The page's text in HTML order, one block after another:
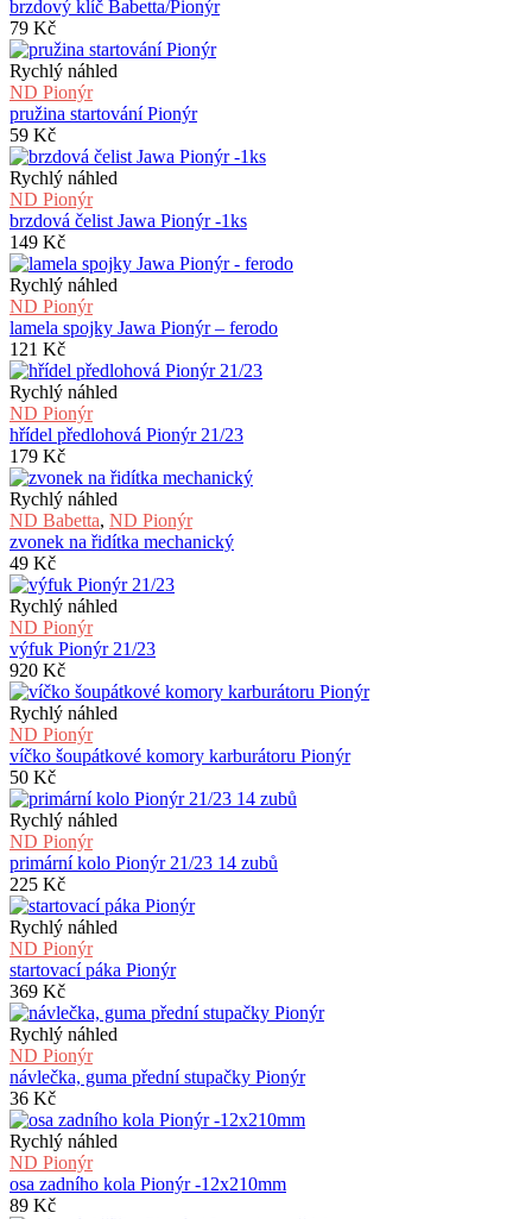
brzdový klíč Babetta/Pionýr
79 Kč
Rychlý náhled
ND Pionýr
pružina startování Pionýr
59 Kč
Rychlý náhled
ND Pionýr
brzdová čelist Jawa Pionýr -1ks
149 Kč
Rychlý náhled
ND Pionýr
lamela spojky Jawa Pionýr – ferodo
121 Kč
Rychlý náhled
ND Pionýr
hřídel předlohová Pionýr 21/23
179 Kč
Rychlý náhled
ND Babetta, ND Pionýr
zvonek na řidítka mechanický
49 Kč
Rychlý náhled
ND Pionýr
výfuk Pionýr 21/23
920 Kč
Rychlý náhled
ND Pionýr
víčko šoupátkové komory karburátoru Pionýr
50 Kč
Rychlý náhled
ND Pionýr
primární kolo Pionýr 21/23 14 zubů
225 Kč
Rychlý náhled
ND Pionýr
startovací páka Pionýr
369 Kč
Rychlý náhled
ND Pionýr
návlečka, guma přední stupačky Pionýr
36 Kč
Rychlý náhled
ND Pionýr
osa zadního kola Pionýr -12x210mm
89 Kč